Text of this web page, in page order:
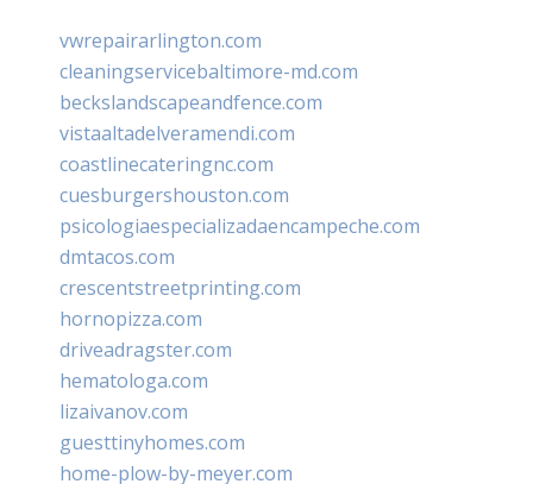
vwrepairarlington.com
cleaningservicebaltimore-md.com
beckslandscapeandfence.com
vistaaltadelveramendi.com
coastlinecateringnc.com
cuesburgershouston.com
psicologiaespecializadaencampeche.com
dmtacos.com
crescentstreetprinting.com
hornopizza.com
driveadragster.com
hematologa.com
lizaivanov.com
guesttinyhomes.com
home-plow-by-meyer.com